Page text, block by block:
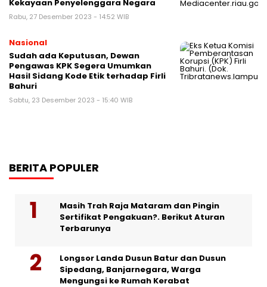
Kekayaan Penyelenggara Negara
Rabu, 27 Desember 2023 - 14:52 WIB
Nasional
Sudah ada Keputusan, Dewan
Pengawas KPK Segera Umumkan
Hasil Sidang Kode Etik terhadap Firli
Bahuri
Sabtu, 23 Desember 2023 - 15:40 WIB
BERITA POPULER
Masih Trah Raja Mataram dan Pingin
Sertifikat Pengakuan?. Berikut Aturan
Terbarunya
Longsor Landa Dusun Batur dan Dusun
Sipedang, Banjarnegara, Warga
Mengungsi ke Rumah Kerabat